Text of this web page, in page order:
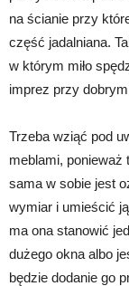
na ścianie przy
część jadalniana.
w którym miło
imprez przy
Trzeba wziąć pod
meblami, ponieważ
sama w sobie jest
wymiar i umieścić
ma ona stanowić
dużego okna albo
będzie dodanie go